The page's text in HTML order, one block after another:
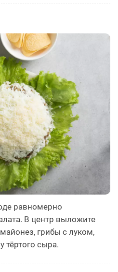
равномерно
В центр выложите
грибы с луком,
тёртого сыра.